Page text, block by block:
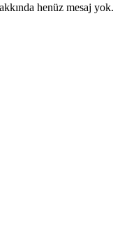
henüz mesaj yok.